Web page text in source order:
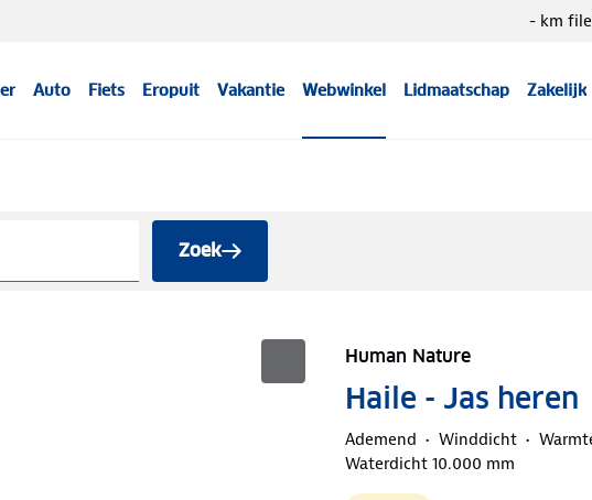
Auto Fiets Eropuit Vakantie Webwinkel Lidmaatschap Zakelijk
- km file
Zoek
Human Nature
Haile - Jas heren
Ademend Winddicht
Waterdicht 10.000 mm